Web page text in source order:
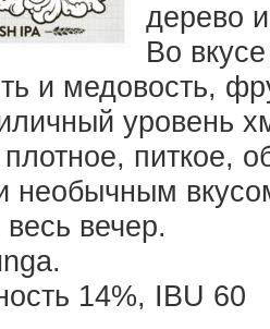
дерево
Во
и медовость,
уровень
питкое,
необычным
вечер.
14%, IBU 60